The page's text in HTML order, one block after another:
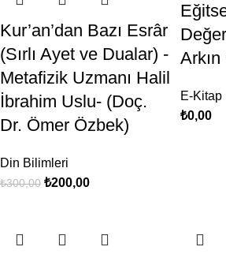
Kur’an’dan Bazı Esrâr
(Sırlı Ayet ve Dualar) -
Metafizik Uzmanı Halil
İbrahim Uslu- (Doç.
Dr. Ömer Özbek)
Din Bilimleri
₺300,00 ₺200,00
E-Kitap
₺0,00